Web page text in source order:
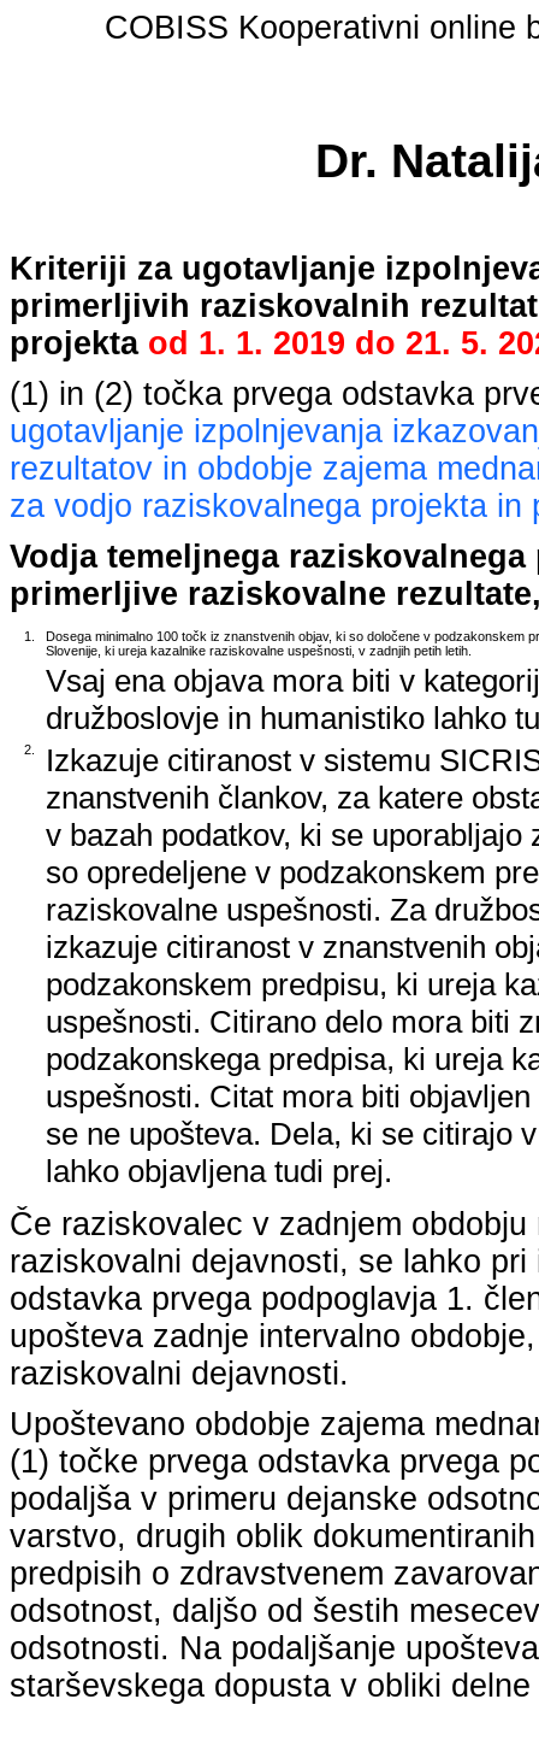
COBISS Kooperativni online
Dr.
Kriteriji za ugotavljanje
primerljivih raziskovalnih
projekta od 1. 1. 2019 do 21. 5.
(1) in (2) točka prvega odstavka
ugotavljanje izpolnjevanja
rezultatov in obdobje zajema
za vodjo raziskovalnega projekta in
Vodja temeljnega
primerljive raziskovalne
1.
Dosega minimalno 100 točk iz znanstvenih objav, ki so določene v podzakonskem
Slovenije, ki ureja kazalnike raziskovalne uspešnosti, v zadnjih petih letih.
Vsaj ena objava mora biti v
družboslovje in humanistiko lahko
2.
Izkazuje citiranost v sistemu
znanstvenih člankov, za katere
v bazah podatkov, ki se
so opredeljene v podzakonskem
raziskovalne uspešnosti. Za
izkazuje citiranost v znanstvenih
podzakonskem predpisu, ki ureja
uspešnosti. Citirano delo mora biti
podzakonskega predpisa, ki ureja
uspešnosti. Citat mora biti
se ne upošteva. Dela, ki se citirajo
lahko objavljena tudi prej.
Če raziskovalec v zadnjem
raziskovalni dejavnosti, se lahko
odstavka prvega podpoglavja 1.
upošteva zadnje intervalno
raziskovalni dejavnosti.
Upoštevano obdobje zajema
(1) točke prvega odstavka prvega
podaljša v primeru dejanske
varstvo, drugih oblik
predpisih o zdravstvenem
odsotnost, daljšo od šestih
odsotnosti. Na podaljšanje
starševskega dopusta v obliki